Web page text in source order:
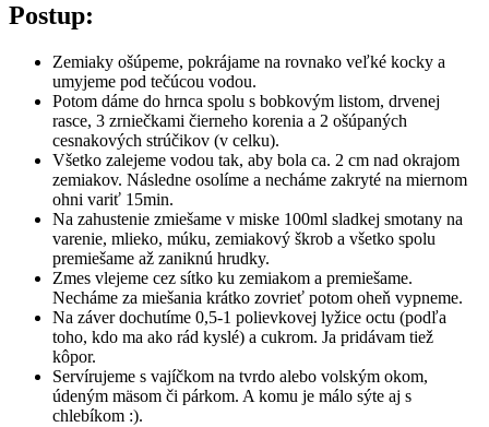
Postup:
Zemiaky ošúpeme, pokrájame na rovnako veľké kocky a
umyjeme pod tečúcou vodou.
Potom dáme do hrnca spolu s bobkovým listom, drvenej
rasce, 3 zrniečkami čierneho korenia a 2 ošúpaných
cesnakových strúčikov (v celku).
Všetko zalejeme vodou tak, aby bola ca. 2 cm nad okrajom
zemiakov. Následne osolíme a necháme zakryté na miernom
ohni variť 15min.
Na zahustenie zmiešame v miske 100ml sladkej smotany na
varenie, mlieko, múku, zemiakový škrob a všetko spolu
premiešame až zaniknú hrudky.
Zmes vlejeme cez sítko ku zemiakom a premiešame.
Necháme za miešania krátko zovrieť potom oheň vypneme.
Na záver dochutíme 0,5-1 polievkovej lyžice octu (podľa
toho, kdo ma ako rád kyslé) a cukrom. Ja pridávam tiež
kôpor.
Servírujeme s vajíčkom na tvrdo alebo volským okom,
údeným mäsom či párkom. A komu je málo sýte aj s
chlebíkom :).